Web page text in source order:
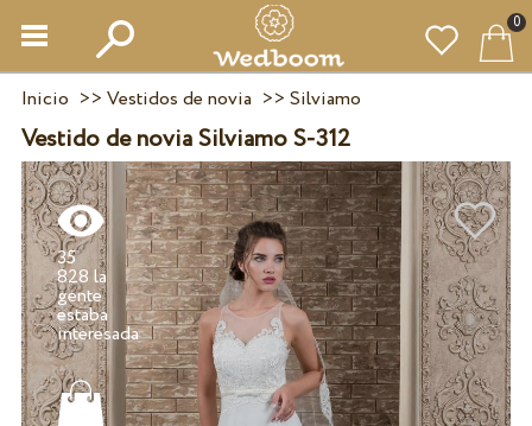
0
Inicio >> Vestidos de novia >> Silviamo
Vestido de novia Silviamo S-312
35
828 la
gente
estaba
interesada